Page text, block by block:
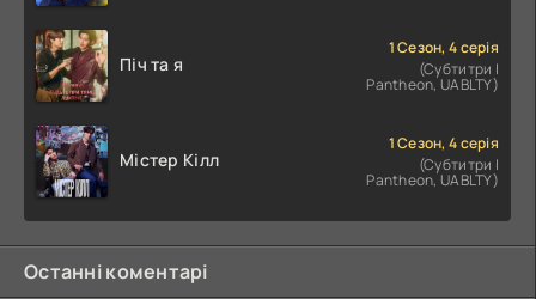
Піч та я
1 Сезон, 4 серія
(Субтитри |
Pantheon, UABLTY)
Містер Кілл
1 Сезон, 4 серія
(Субтитри |
Pantheon, UABLTY)
Останні коментарі